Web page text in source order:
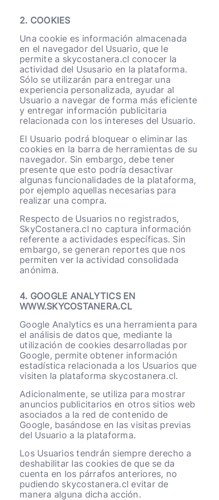
2. COOKIES
Una cookie es información almacenada
en el navegador del Usuario, que le
permite a skycostanera.cl conocer la
actividad del Ususario en la plataforma.
Sólo se utilizarán para entregar una
experiencia personalizada, ayudar al
Usuario a navegar de forma más eficiente
y entregar información publicitaria
relacionada con los intereses del Usuario.
El Usuario podrá bloquear o eliminar las
cookies en la barra de herramientas de su
navegador. Sin embargo, debe tener
presente que esto podría desactivar
algunas funcionalidades de la plataforma,
por ejemplo aquellas necesarias para
realizar una compra.
Respecto de Usuarios no registrados,
SkyCostanera.cl no captura información
referente a actividades específicas. Sin
embargo, se generan reportes que nos
permiten ver la actividad consolidada
anónima.
4. GOOGLE ANALYTICS EN
WWW.SKYCOSTANERA.CL
Google Analytics es una herramienta para
el análisis de datos que, mediante la
utilización de cookies desarrolladas por
Google, permite obtener información
estadística relacionada a los Usuarios que
visiten la plataforma skycostanera.cl.
Adicionalmente, se utiliza para mostrar
anuncios publicitarios en otros sitios web
asociados a la red de contenido de
Google, basándose en las visitas previas
del Usuario a la plataforma.
Los Usuarios tendrán siempre derecho a
deshabilitar las cookies de que se da
cuenta en los párrafos anteriores, no
pudiendo skycostanera.cl evitar de
manera alguna dicha acción.